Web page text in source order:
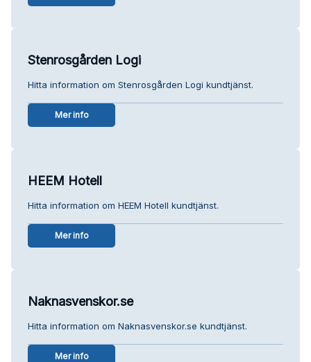
Stenrosgården Logi
Hitta information om Stenrosgården Logi kundtjänst.
Mer info
HEEM Hotell
Hitta information om HEEM Hotell kundtjänst.
Mer info
Naknasvenskor.se
Hitta information om Naknasvenskor.se kundtjänst.
Mer info